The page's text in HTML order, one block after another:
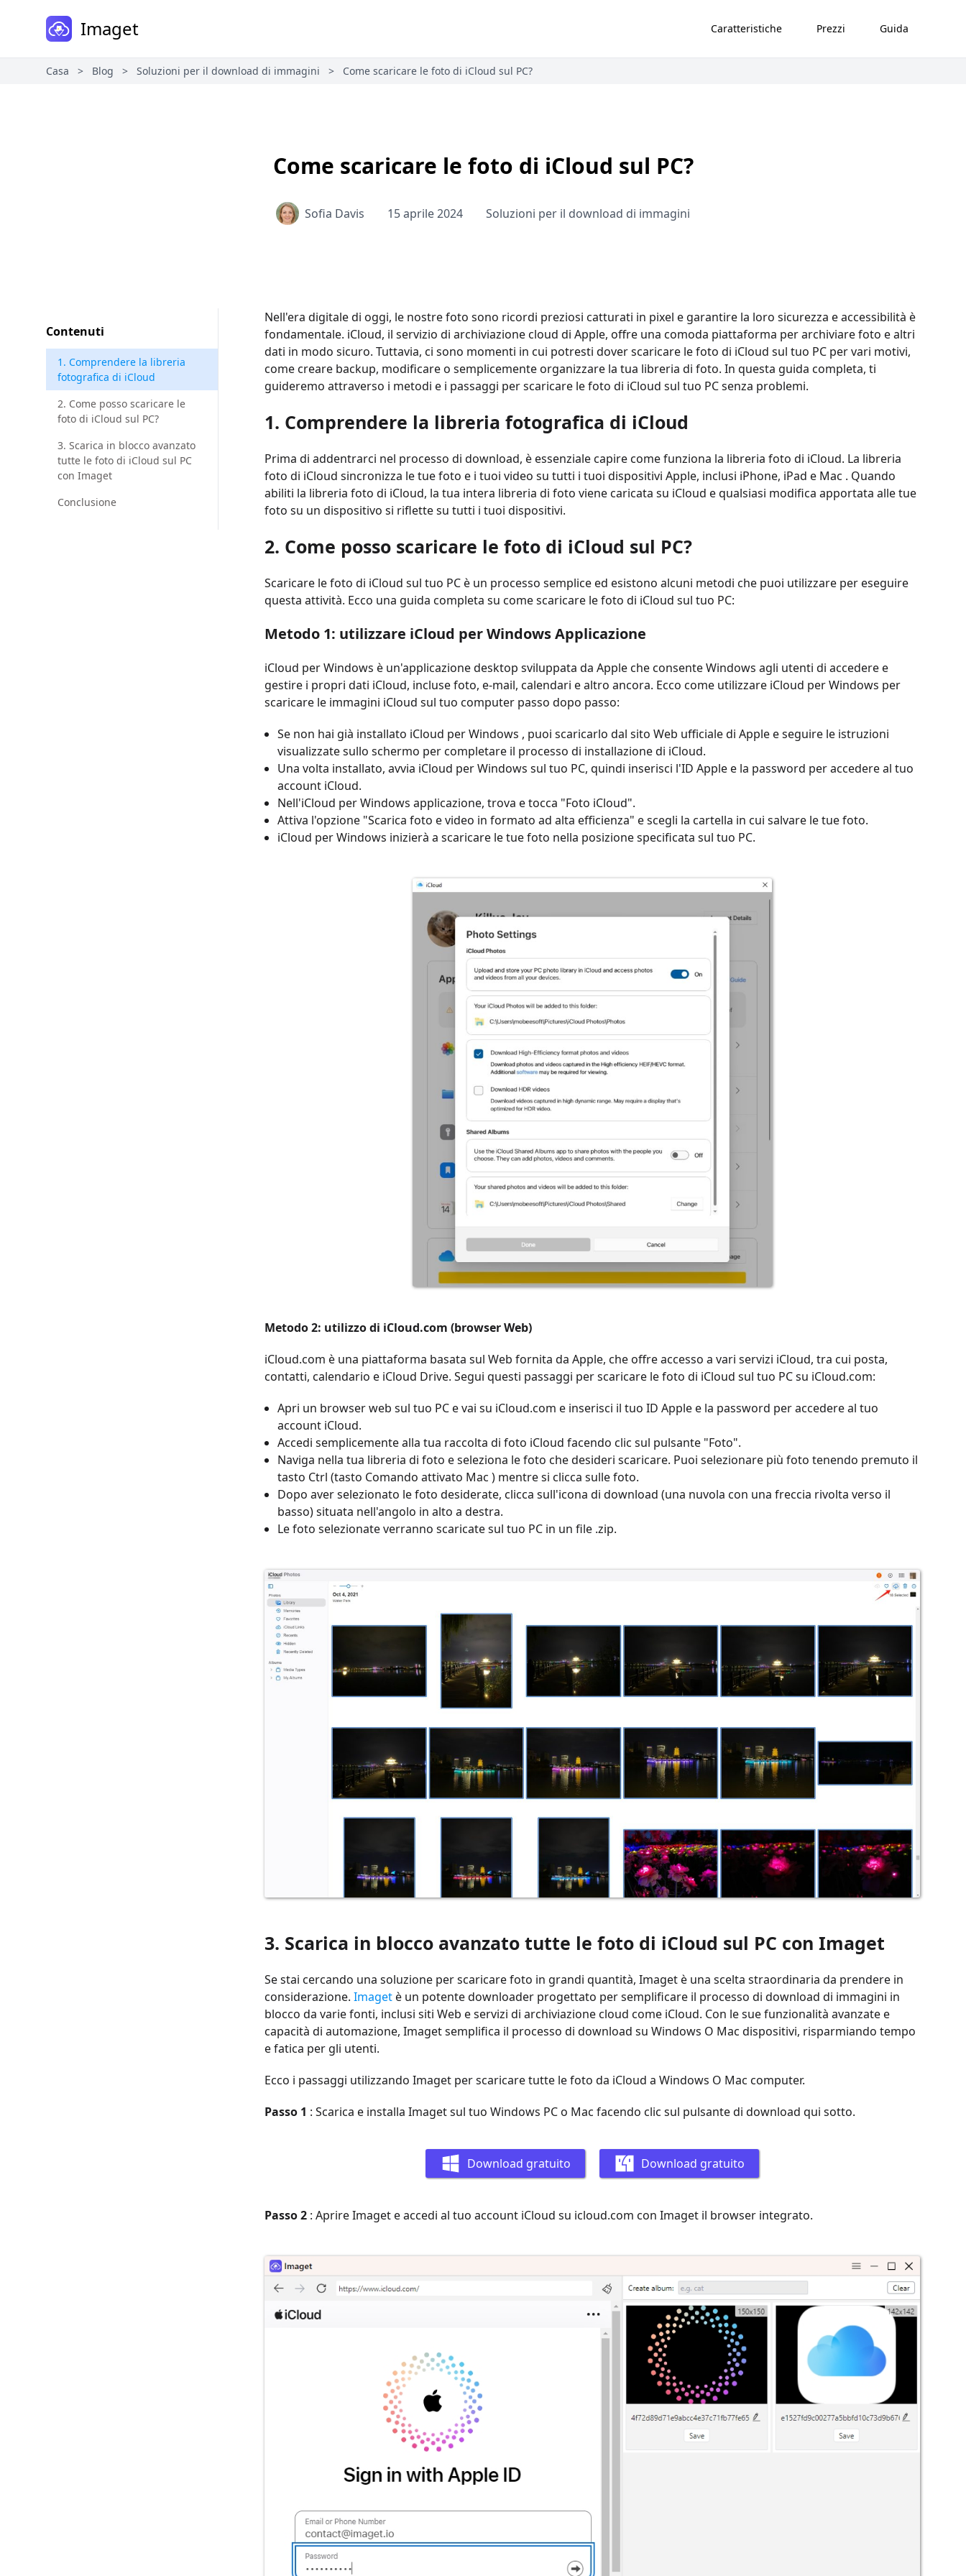
Imaget Caratteristiche Prezzi Guida
Casa > Blog > Soluzioni per il download di immagini > Come scaricare le foto di iCloud sul PC?
Come scaricare le foto di iCloud sul PC?
Sofia Davis 15 aprile 2024 Soluzioni per il download di immagini
Contenuti
1. Comprendere la libreria
fotografica di iCloud
2. Come posso scaricare le
foto di iCloud sul PC?
3. Scarica in blocco avanzato
tutte le foto di iCloud sul PC
con Imaget
Conclusione
Nell'era digitale di oggi, le nostre foto sono ricordi preziosi catturati in pixel e garantire la loro sicurezza e accessibilità è
fondamentale. iCloud, il servizio di archiviazione cloud di Apple, offre una comoda piattaforma per archiviare foto e altri
dati in modo sicuro. Tuttavia, ci sono momenti in cui potresti dover scaricare le foto di iCloud sul tuo PC per vari motivi,
come creare backup, modificare o semplicemente organizzare la tua libreria di foto. In questa guida completa, ti
guideremo attraverso i metodi e i passaggi per scaricare le foto di iCloud sul tuo PC senza problemi.
1. Comprendere la libreria fotografica di iCloud
Prima di addentrarci nel processo di download, è essenziale capire come funziona la libreria foto di iCloud. La libreria
foto di iCloud sincronizza le tue foto e i tuoi video su tutti i tuoi dispositivi Apple, inclusi iPhone, iPad e Mac . Quando
abiliti la libreria foto di iCloud, la tua intera libreria di foto viene caricata su iCloud e qualsiasi modifica apportata alle tue
foto su un dispositivo si riflette su tutti i tuoi dispositivi.
2. Come posso scaricare le foto di iCloud sul PC?
Scaricare le foto di iCloud sul tuo PC è un processo semplice ed esistono alcuni metodi che puoi utilizzare per eseguire
questa attività. Ecco una guida completa su come scaricare le foto di iCloud sul tuo PC:
Metodo 1: utilizzare iCloud per Windows Applicazione
iCloud per Windows è un'applicazione desktop sviluppata da Apple che consente Windows agli utenti di accedere e
gestire i propri dati iCloud, incluse foto, e-mail, calendari e altro ancora. Ecco come utilizzare iCloud per Windows per
scaricare le immagini iCloud sul tuo computer passo dopo passo:
Se non hai già installato iCloud per Windows , puoi scaricarlo dal sito Web ufficiale di Apple e seguire le istruzioni
visualizzate sullo schermo per completare il processo di installazione di iCloud.
Una volta installato, avvia iCloud per Windows sul tuo PC, quindi inserisci l'ID Apple e la password per accedere al tuo
account iCloud.
Nell'iCloud per Windows applicazione, trova e tocca "Foto iCloud".
Attiva l'opzione "Scarica foto e video in formato ad alta efficienza" e scegli la cartella in cui salvare le tue foto.
iCloud per Windows inizierà a scaricare le tue foto nella posizione specificata sul tuo PC.
Metodo 2: utilizzo di iCloud.com (browser Web)
iCloud.com è una piattaforma basata sul Web fornita da Apple, che offre accesso a vari servizi iCloud, tra cui posta,
contatti, calendario e iCloud Drive. Segui questi passaggi per scaricare le foto di iCloud sul tuo PC su iCloud.com:
Apri un browser web sul tuo PC e vai su iCloud.com e inserisci il tuo ID Apple e la password per accedere al tuo
account iCloud.
Accedi semplicemente alla tua raccolta di foto iCloud facendo clic sul pulsante "Foto".
Naviga nella tua libreria di foto e seleziona le foto che desideri scaricare. Puoi selezionare più foto tenendo premuto il
tasto Ctrl (tasto Comando attivato Mac ) mentre si clicca sulle foto.
Dopo aver selezionato le foto desiderate, clicca sull'icona di download (una nuvola con una freccia rivolta verso il
basso) situata nell'angolo in alto a destra.
Le foto selezionate verranno scaricate sul tuo PC in un file .zip.
3. Scarica in blocco avanzato tutte le foto di iCloud sul PC con Imaget
Se stai cercando una soluzione per scaricare foto in grandi quantità, Imaget è una scelta straordinaria da prendere in
considerazione. Imaget è un potente downloader progettato per semplificare il processo di download di immagini in
blocco da varie fonti, inclusi siti Web e servizi di archiviazione cloud come iCloud. Con le sue funzionalità avanzate e
capacità di automazione, Imaget semplifica il processo di download su Windows O Mac dispositivi, risparmiando tempo
e fatica per gli utenti.
Ecco i passaggi utilizzando Imaget per scaricare tutte le foto da iCloud a Windows O Mac computer.
Passo 1 : Scarica e installa Imaget sul tuo Windows PC o Mac facendo clic sul pulsante di download qui sotto.
Download gratuito Download gratuito
Passo 2 : Aprire Imaget e accedi al tuo account iCloud su icloud.com con Imaget il browser integrato.